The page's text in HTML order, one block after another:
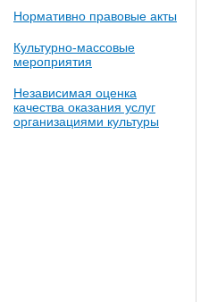
Нормативно правовые акты
Культурно-массовые
мероприятия
Независимая оценка
качества оказания услуг
организациями культуры